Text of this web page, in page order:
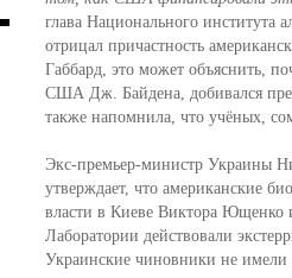
глава Национального
отрицал причастность
Габбард, это может объяснить,
США Дж. Байдена, добивался
также напомнила, что учёных,
Экс-премьер-министр Украины
утверждает, что американские
власти в Киеве Виктора Ющенко
Лаборатории действовали
Украинские чиновники не имели